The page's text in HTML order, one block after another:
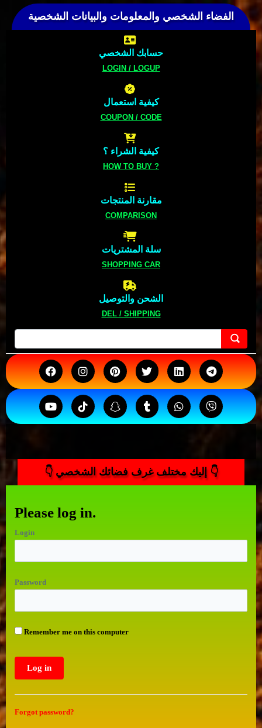
الفضاء الشخصي والمعلومات والبيانات الشخصية
حسابك الشخصي
LOGIN / LOGUP
كيفية استعمال
COUPON / CODE
كيفية الشراء ؟
HOW TO BUY ?
مقارنة المنتجات
COMPARISON
سلة المشتريات
SHOPPING CAR
الشحن والتوصيل
DEL / SHIPPING
👇 إليك مختلف غرف فضائك الشخصي 👇
Please log in.
Login
Password
Remember me on this computer
Forgot password?